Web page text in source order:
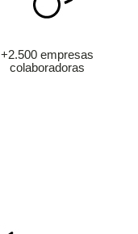
+2.500 empresas
colaboradoras